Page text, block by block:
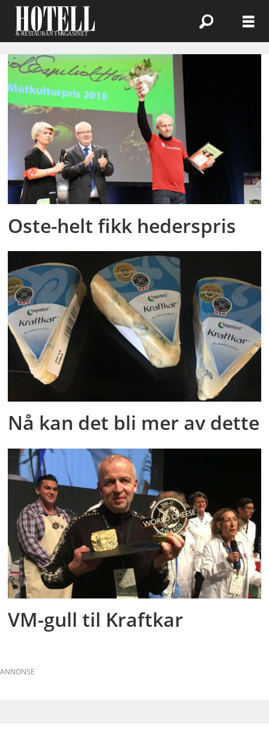
Emne:
kraftkar
Oste-helt fikk hederspris
Nå kan det bli mer av dette
VM-gull til Kraftkar
ANNONSE